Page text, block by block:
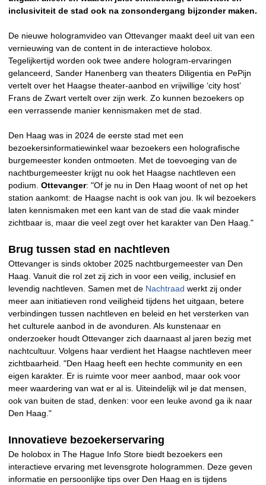
inclusiviteit de stad ook na zonsondergang bijzonder maken.
De nieuwe hologramvideo van Ottevanger maakt deel uit van een
vernieuwing van de content in de interactieve holobox.
Tegelijkertijd worden ook twee andere hologram-ervaringen
gelanceerd, Sander Hanenberg van theaters Diligentia en PePijn
vertelt over het Haagse theater-aanbod en vrijwillige ‘city host’
Frans de Zwart vertelt over zijn werk. Zo kunnen bezoekers op
een verrassende manier kennismaken met de stad.
Den Haag was in 2024 de eerste stad met een
bezoekersinformatiewinkel waar bezoekers een holografische
burgemeester konden ontmoeten. Met de toevoeging van de
nachtburgemeester krijgt nu ook het Haagse nachtleven een
podium. Ottevanger: "Of je nu in Den Haag woont of net op het
station aankomt: de Haagse nacht is ook van jou. Ik wil bezoekers
laten kennismaken met een kant van de stad die vaak minder
zichtbaar is, maar die veel zegt over het karakter van Den Haag."
Brug tussen stad en nachtleven
Ottevanger is sinds oktober 2025 nachtburgemeester van Den
Haag. Vanuit die rol zet zij zich in voor een veilig, inclusief en
levendig nachtleven. Samen met de Nachtraad werkt zij onder
meer aan initiatieven rond veiligheid tijdens het uitgaan, betere
verbindingen tussen nachtleven en beleid en het versterken van
het culturele aanbod in de avonduren. Als kunstenaar en
onderzoeker houdt Ottevanger zich daarnaast al jaren bezig met
nachtcultuur. Volgens haar verdient het Haagse nachtleven meer
zichtbaarheid. "Den Haag heeft een hechte community en een
eigen karakter. Er is ruimte voor meer aanbod, maar ook voor
meer waardering van wat er al is. Uiteindelijk wil je dat mensen,
ook van buiten de stad, denken: voor een leuke avond ga ik naar
Den Haag."
Innovatieve bezoekerservaring
De holobox in The Hague Info Store biedt bezoekers een
interactieve ervaring met levensgrote hologrammen. Deze geven
informatie en persoonlijke tips over Den Haag en is tijdens